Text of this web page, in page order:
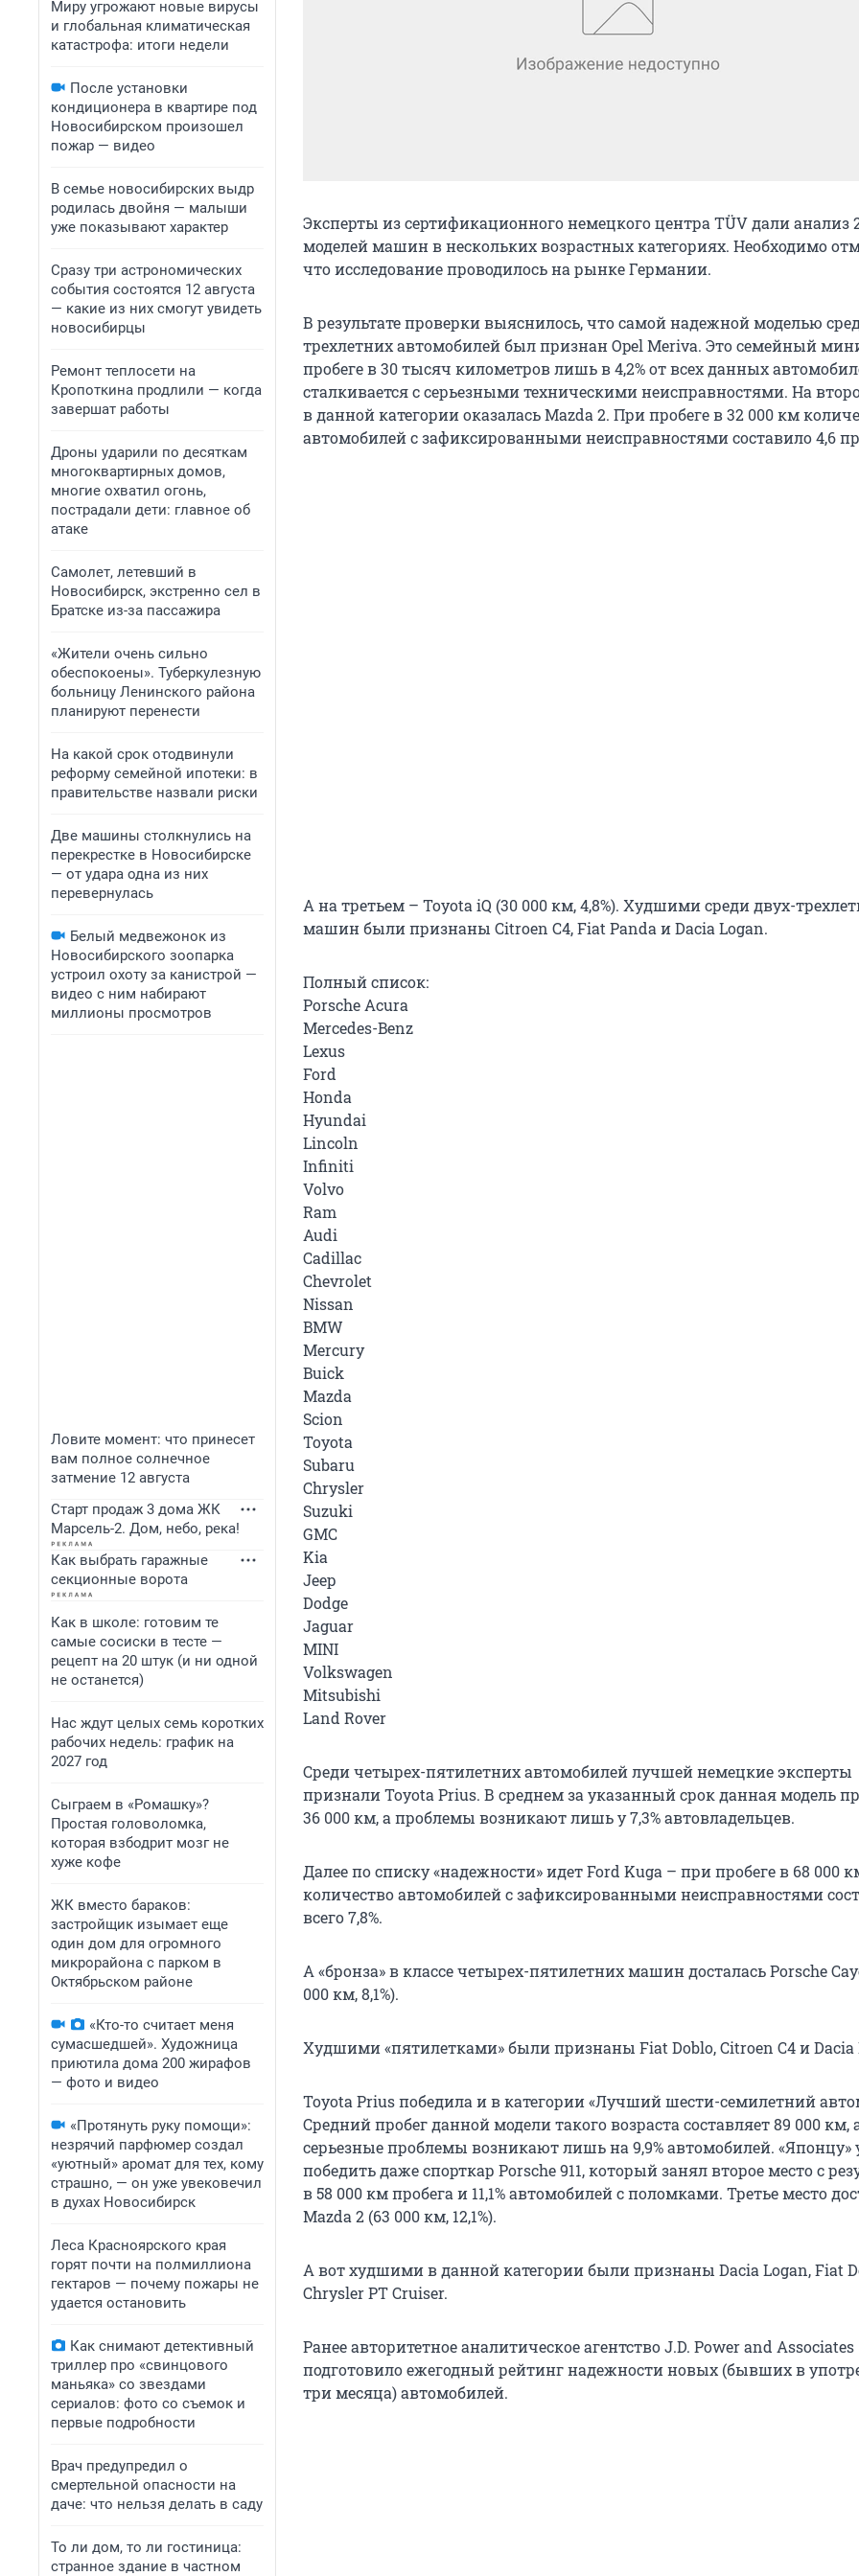
Миру угрожают новые вирусы
и глобальная климатическая
катастрофа: итоги недели
После установки
кондиционера в квартире под
Новосибирском произошел
пожар — видео
В семье новосибирских выдр
родилась двойня — малыши
уже показывают характер
Сразу три астрономических
события состоятся 12 августа
— какие из них смогут увидеть
новосибирцы
Ремонт теплосети на
Кропоткина продлили — когда
завершат работы
Дроны ударили по десяткам
многоквартирных домов,
многие охватил огонь,
пострадали дети: главное об
атаке
Самолет, летевший в
Новосибирск, экстренно сел в
Братске из-за пассажира
«Жители очень сильно
обеспокоены». Туберкулезную
больницу Ленинского района
планируют перенести
На какой срок отодвинули
реформу семейной ипотеки: в
правительстве назвали риски
Две машины столкнулись на
перекрестке в Новосибирске
— от удара одна из них
перевернулась
Белый медвежонок из
Новосибирского зоопарка
устроил охоту за канистрой —
видео с ним набирают
миллионы просмотров
Ловите момент: что принесет
вам полное солнечное
затмение 12 августа
Старт продаж 3 дома ЖК
Марсель-2. Дом, небо, река!
Как выбрать гаражные
секционные ворота
Как в школе: готовим те
самые сосиски в тесте —
рецепт на 20 штук (и ни одной
не останется)
Нас ждут целых семь коротких
рабочих недель: график на
2027 год
Сыграем в «Ромашку»?
Простая головоломка,
которая взбодрит мозг не
хуже кофе
ЖК вместо бараков:
застройщик изымает еще
один дом для огромного
микрорайона с парком в
Октябрьском районе
«Кто-то считает меня
сумасшедшей». Художница
приютила дома 200 жирафов
— фото и видео
«Протянуть руку помощи»:
незрячий парфюмер создал
«уютный» аромат для тех, кому
страшно, — он уже увековечил
в духах Новосибирск
Леса Красноярского края
горят почти на полмиллиона
гектаров — почему пожары не
удается остановить
Как снимают детективный
триллер про «свинцового
маньяка» со звездами
сериалов: фото со съемок и
первые подробности
Врач предупредил о
смертельной опасности на
даче: что нельзя делать в саду
То ли дом, то ли гостиница:
странное здание в частном
Эксперты из сертификационного немецкого центра TÜV дали анализ
моделей машин в нескольких возрастных категориях. Необходимо
что исследование проводилось на рынке Германии.
В результате проверки выяснилось, что самой надежной моделью
трехлетних автомобилей был признан Opel Meriva. Это семейный
пробеге в 30 тысяч километров лишь в 4,2% от всех данных
сталкивается с серьезными техническими неисправностями. На
в данной категории оказалась Mazda 2. При пробеге в 32 000 км
автомобилей с зафиксированными неисправностями составило 4,6
А на третьем – Toyota iQ (30 000 км, 4,8%). Худшими среди двух-
машин были признаны Citroen C4, Fiat Panda и Dacia Logan.
Полный список:
Porsche Acura
Mercedes-Benz
Lexus
Ford
Honda
Hyundai
Lincoln
Infiniti
Volvo
Ram
Audi
Cadillac
Chevrolet
Nissan
BMW
Mercury
Buick
Mazda
Scion
Toyota
Subaru
Chrysler
Suzuki
GMC
Kia
Jeep
Dodge
Jaguar
MINI
Volkswagen
Mitsubishi
Land Rover
Среди четырех-пятилетних автомобилей лучшей немецкие эксперты
признали Toyota Prius. В среднем за указанный срок данная модель
36 000 км, а проблемы возникают лишь у 7,3% автовладельцев.
Далее по списку «надежности» идет Ford Kuga – при пробеге в 68 000
количество автомобилей с зафиксированными неисправностями
всего 7,8%.
А «бронза» в классе четырех-пятилетних машин досталась Porsche
000 км, 8,1%).
Худшими «пятилетками» были признаны Fiat Doblo, Citroen C4 и Dacia
Toyota Prius победила и в категории «Лучший шести-семилетний
Средний пробег данной модели такого возраста составляет 89 000 км,
серьезные проблемы возникают лишь на 9,9% автомобилей. «Японцу»
победить даже спорткар Porsche 911, который занял второе место с
в 58 000 км пробега и 11,1% автомобилей с поломками. Третье место
Mazda 2 (63 000 км, 12,1%).
А вот худшими в данной категории были признаны Dacia Logan, Fiat
Chrysler PT Cruiser.
Ранее авторитетное аналитическое агентство J.D. Power and Associates
подготовило ежегодный рейтинг надежности новых (бывших в
три месяца) автомобилей.